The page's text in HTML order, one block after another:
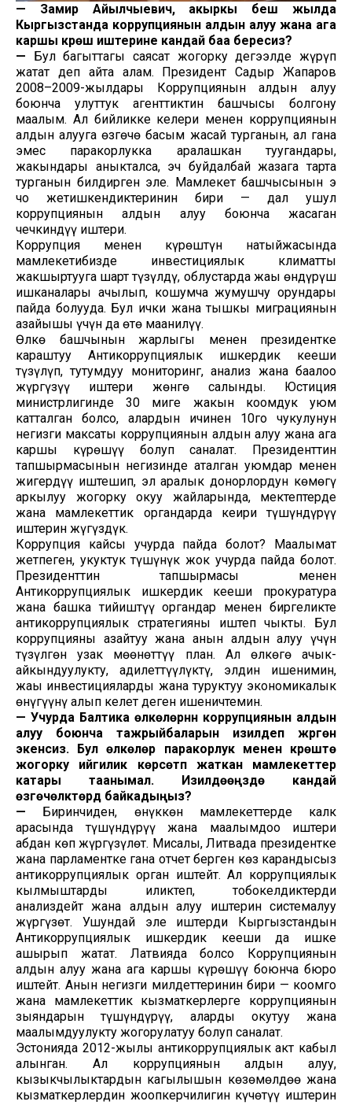
— Замир Айылчыевич, акыркы беш жылда
Кыргызстанда коррупциянын алдын алуу жана ага
каршы күрөшүү иштерине кандай баа бересиз?
— Бул багыттагы саясат жогорку деңгээлде жүрүп
жатат деп айта алам. Президент Садыр Жапаров
2008–2009-жылдары Коррупциянын алдын алуу
боюнча улуттук агенттиктин башчысы болгону
маалым. Ал бийликке келери менен коррупциянын
алдын алууга өзгөчө басым жасай турганын, ал гана
эмес паракорлукка аралашкан туугандары,
жакындары аныкталса, эч буйдалбай жазага тарта
турганын билдирген эле. Мамлекет башчысынын эң
чоң жетишкендиктеринин бири — дал ушул
коррупциянын алдын алуу боюнча жасаган
чечкиндүү иштери.
Коррупция менен күрөштүн натыйжасында
мамлекетибизде инвестициялык климатты
жакшыртууга шарт түзүлдү, облустарда жаңы өндүрүш
ишканалары ачылып, кошумча жумушчу орундары
пайда болууда. Бул ички жана тышкы миграциянын
азайышы үчүн да өтө маанилүү.
Өлкө башчынын жарлыгы менен президентке
караштуу Антикоррупциялык ишкердик кеңеши
түзүлүп, тутумдуу мониторинг, анализ жана баалоо
жүргүзүү иштери жөнгө салынды. Юстиция
министрлигинде 30 миңге жакын коомдук уюм
катталган болсо, алардын ичинен 10го чукулунун
негизги максаты коррупциянын алдын алуу жана ага
каршы күрөшүү болуп саналат. Президенттин
тапшырмасынын негизинде аталган уюмдар менен
жигердүү иштешип, эл аралык донорлордун көмөгү
аркылуу жогорку окуу жайларында, мектептерде
жана мамлекеттик органдарда кеңири түшүндүрүү
иштерин жүгүздүк.
Коррупция кайсы учурда пайда болот? Маалымат
жетпеген, укуктук түшүнүк жок учурда пайда болот.
Президенттин тапшырмасы менен
Антикоррупциялык ишкердик кеңеши прокуратура
жана башка тийиштүү органдар менен биргеликте
антикоррупциялык стратегияны иштеп чыкты. Бул
коррупцияны азайтуу жана анын алдын алуу үчүн
түзүлгөн узак мөөнөттүү план. Ал өлкөгө ачык-
айкындуулукту, адилеттүүлүктү, элдин ишенимин,
жаңы инвестицияларды жана туруктуу экономикалык
өнүгүүнү алып келет деген ишеничтемин.
— Учурда Балтика өлкөлөрүнүн коррупциянын алдын
алуу боюнча тажрыйбаларын изилдеп жүргөн
экенсиз. Бул өлкөлөр паракорлук менен күрөштө
жогорку ийгилик көрсөтүп жаткан мамлекеттер
катары таанымал. Изилдөөңүздө кандай
өзгөчөлүктөрдү байкадыңыз?
— Биринчиден, өнүккөн мамлекеттерде калк
арасында түшүндүрүү жана маалымдоо иштери
абдан көп жүргүзүлөт. Мисалы, Литвада президентке
жана парламентке гана отчет берген көз карандысыз
антикоррупциялык орган иштейт. Ал коррупциялык
кылмыштарды иликтеп, тобокелдиктерди
анализдейт жана алдын алуу иштерин системалуу
жүргүзөт. Ушундай эле иштерди Кыргызстандын
Антикоррупциялык ишкердик кеңеши да ишке
ашырып жатат. Латвияда болсо Коррупциянын
алдын алуу жана ага каршы күрөшүү боюнча бюро
иштейт. Анын негизги милдеттеринин бири — коомго
жана мамлекеттик кызматкерлерге коррупциянын
зыяндарын түшүндүрүү, аларды окутуу жана
маалымдуулукту жогорулатуу болуп саналат.
Эстонияда 2012-жылы антикоррупциялык акт кабыл
алынган. Ал коррупциянын алдын алуу,
кызыкчылыктардын кагылышын көзөмөлдөө жана
кызматкерлердин жоопкерчилигин күчөтүү иштерин